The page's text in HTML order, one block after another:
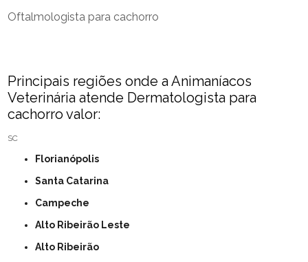
Oftalmologista para cachorro
Principais regiões onde a Animaníacos
Veterinária atende Dermatologista para
cachorro valor:
SC
Florianópolis
Santa Catarina
Campeche
Alto Ribeirão Leste
Alto Ribeirão